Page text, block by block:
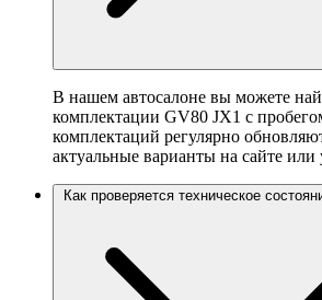
В нашем автосалоне вы можете
комплектации GV80 JX1 с
комплектаций регулярно
актуальные варианты на сайте или
Как проверяется техническое